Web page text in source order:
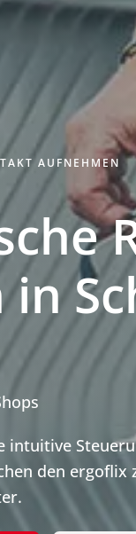
AUFNEHMEN
in
intuitive
den ergoflix